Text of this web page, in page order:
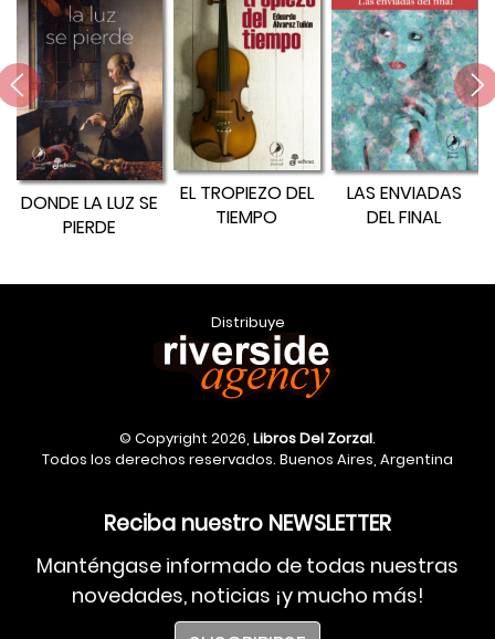
DONDE LA LUZ SE
PIERDE
EL TROPIEZO DEL
TIEMPO
LAS ENVIADAS
DEL FINAL
Distribuye
© Copyright 2026, Libros Del Zorzal.
Todos los derechos reservados. Buenos Aires, Argentina
Reciba nuestro NEWSLETTER
Manténgase informado de todas nuestras
novedades, noticias ¡y mucho más!